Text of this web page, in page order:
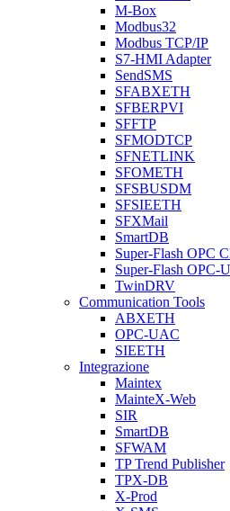
M-Box
Modbus32
Modbus TCP/IP
S7-HMI Adapter
SendSMS
SFABXETH
SFBERPVI
SFFTP
SFMODTCP
SFNETLINK
SFOMETH
SFSBUSDM
SFSIEETH
SFXMail
SmartDB
Super-Flash OPC
Super-Flash OPC-
TwinDRV
Communication Tools
ABXETH
OPC-UAC
SIEETH
Integrazione
Maintex
MainteX-Web
SIR
SmartDB
SFWAM
TP Trend Publisher
TPX-DB
X-Prod